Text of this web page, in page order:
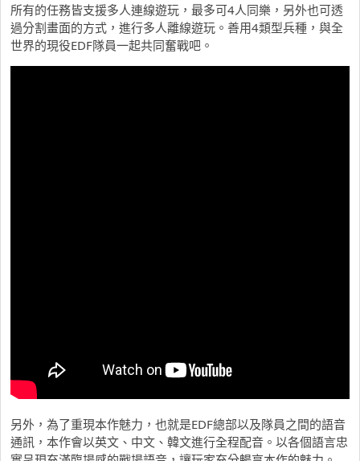
所有的任務皆支援多人連線遊玩，最多可4人同樂，另外也可透
過分割畫面的方式，進行多人離線遊玩。善用4類型兵種，與全
世界的現役EDF隊員一起共同奮戰吧。
另外，為了重現本作魅力，也就是EDF總部以及隊員之間的語音
通訊，本作會以英文、中文、韓文進行全程配音。以各個語言忠